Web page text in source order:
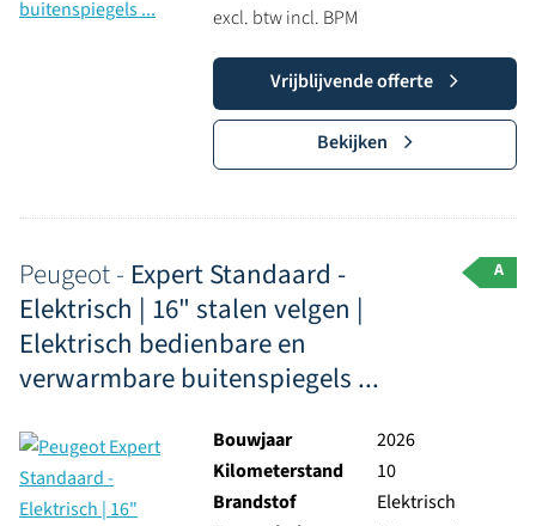
excl. btw incl. BPM
Vrijblijvende offerte
Bekijken
Peugeot - Expert Standaard -
Elektrisch | 16" stalen velgen |
Elektrisch bedienbare en
verwarmbare buitenspiegels ...
A
Bouwjaar
2026
Kilometerstand
10
Brandstof
Elektrisch